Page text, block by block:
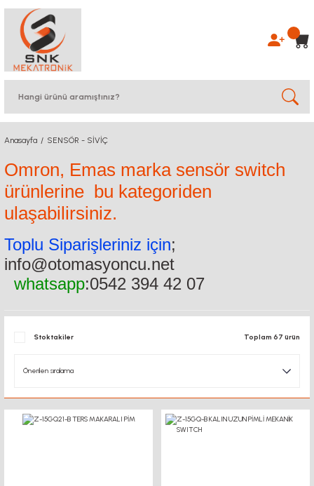
Anasayfa SENSÖR - SİVİÇ
Omron, Emas marka sensör switch
ürünlerine bu kategoriden
ulaşabilirsiniz.
Toplu Siparişleriniz için;
info@otomasyoncu.net
whatsapp:0542 394 42 07
Stoktakiler Toplam 67 ürün